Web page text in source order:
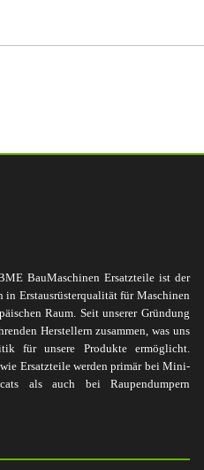
BauMaschinen Ersatzteile ist der
Erstausrüsterqualität für Maschinen
Raum. Seit unserer Gründung
Herstellern zusammen, was uns
für unsere Produkte ermöglicht.
Ersatzteile werden primär bei Mini-
als auch bei Raupendumpern